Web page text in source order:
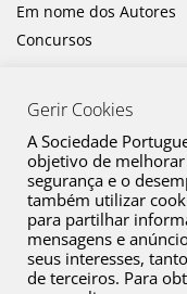
Em nome dos Autores
Concursos
Canal de Denúncia
Plano de Prevenção
Política de Privacidade
Gerir Cookies
A Sociedade
objetivo de melhorar
segurança e o
também utilizar
para partilhar
mensagens e
seus interesses,
de terceiros. Para